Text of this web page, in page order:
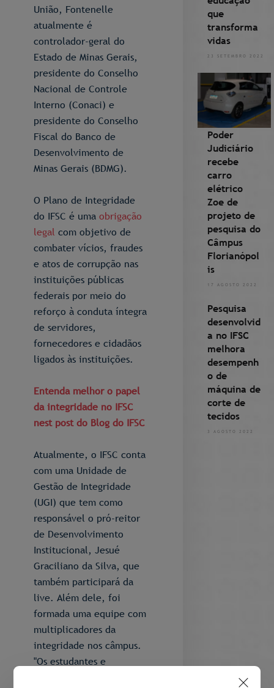
União, Fontenelle
atualmente é
controlador-geral do
Estado de Minas Gerais,
presidente do Conselho
Nacional de Controle
Interno (Conaci) e
presidente do Conselho
Fiscal do Banco de
Desenvolvimento de
Minas Gerais (BDMG).
O Plano de Integridade
do IFSC é uma obrigação
legal com objetivo de
combater vícios, fraudes
e atos de corrupção nas
instituições públicas
federais por meio do
reforço à conduta íntegra
de servidores,
fornecedores e cidadãos
ligados às instituições.
Entenda melhor o papel
da integridade no IFSC
nest post do Blog do IFSC
Atualmente, o IFSC conta
com uma Unidade de
Gestão de Integridade
(UGI) que tem como
responsável o pró-reitor
de Desenvolvimento
Institucional, Jesué
Graciliano da Silva, que
também participará da
live. Além dele, foi
formada uma equipe com
multiplicadores da
integridade nos câmpus.
"Os estudantes e
que
transforma
vidas
23 SETEMBRO 2022
Poder
Judiciário
recebe
carro
elétrico
Zoe de
projeto de
pesquisa do
Câmpus
Florianópol
is
17 AGOSTO 2022
Pesquisa
desenvolvid
a no IFSC
melhora
desempenh
o de
máquina de
corte de
tecidos
3 AGOSTO 2022